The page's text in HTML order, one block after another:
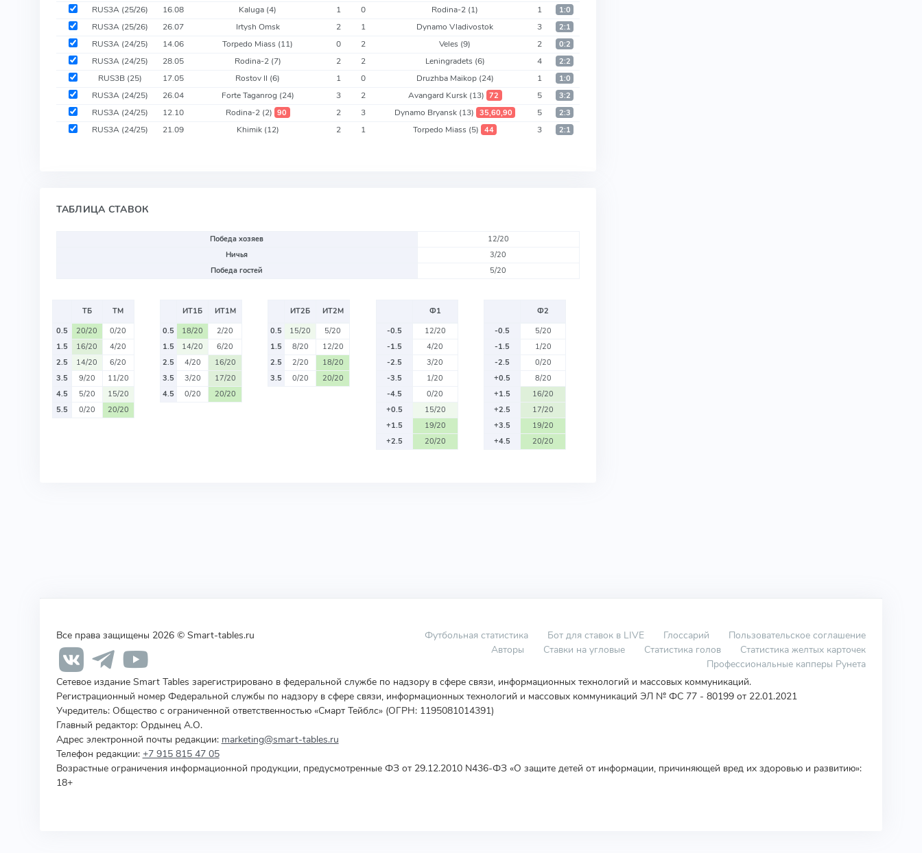
RUS3A (25/26) 16.08 Kaluga (4) 1 0 Rodina-2 (1) 1 1:0
RUS3A (25/26) 26.07 Irtysh Omsk 2 1 Dynamo Vladivostok 3 2:1
RUS3A (24/25) 14.06 Torpedo Miass (11) 0 2 Veles (9) 2 0:2
RUS3A (24/25) 28.05 Rodina-2 (7) 2 2 Leningradets (6) 4 2:2
RUS3B (25) 17.05 Rostov II (6) 1 0 Druzhba Maikop (24) 1 1:0
RUS3A (24/25) 26.04 Forte Taganrog (24) 3 2 Avangard Kursk (13) 72 5 3:2
RUS3A (24/25) 12.10 Rodina-2 (2) 90 2 3 Dynamo Bryansk (13) 35,60,90 5 2:3
RUS3A (24/25) 21.09 Khimik (12) 2 1 Torpedo Miass (5) 44 3 2:1
ТАБЛИЦА СТАВОК
Победа хозяев
12/20
Ничья
3/20
Победа гостей
5/20
ТБ
ТМ
0.5
20/20
0/20
1.5
16/20
4/20
2.5
14/20
6/20
3.5
9/20
11/20
4.5
5/20
15/20
5.5
0/20 20/20
ИТ1Б
ИТ1М
0.5
18/20
2/20
1.5
14/20
6/20
2.5
4/20
16/20
3.5
3/20
17/20
4.5
0/20 20/20
ИТ2Б
ИТ2М
0.5
15/20
5/20
1.5
8/20
12/20
2.5
2/20
18/20
3.5
0/20 20/20
Ф1
-0.5
12/20
-1.5
4/20
-2.5
3/20
-3.5
1/20
-4.5
0/20
+0.5
15/20
+1.5
19/20
+2.5
20/20
Ф2
-0.5
5/20
-1.5
1/20
-2.5
0/20
+0.5
8/20
+1.5
16/20
+2.5
17/20
+3.5
19/20
+4.5
20/20
Все права защищены 2026 © Smart-tables.ru Футбольная статистика Бот для ставок в LIVE Глоссарий
Пользовательское соглашение
Авторы
Ставки на угловые Статистика голов
Статистика желтых карточек
Профессиональные капперы Рунета
Сетевое издание Smart Tables зарегистрировано в федеральной службе по надзору в сфере связи, информационных технологий и массовых коммуникаций.
Регистрационный номер Федеральной службы по надзору в сфере связи, информационных технологий и массовых коммуникаций ЭЛ № ФС 77 - 80199 от 22.01.2021
Учредитель: Общество с ограниченной ответственностью «Смарт Тейблс» (ОГРН: 1195081014391)
Главный редактор: Ордынец А.О.
Адрес электронной почты редакции: marketing@smart-tables.ru
Телефон редакции: +7 915 815 47 05
Возрастные ограничения информационной продукции, предусмотренные ФЗ от 29.12.2010 N436-ФЗ «О защите детей от информации, причиняющей вред их здоровью и развитию»:
18+